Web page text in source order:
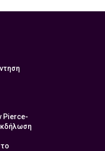
Pierce-